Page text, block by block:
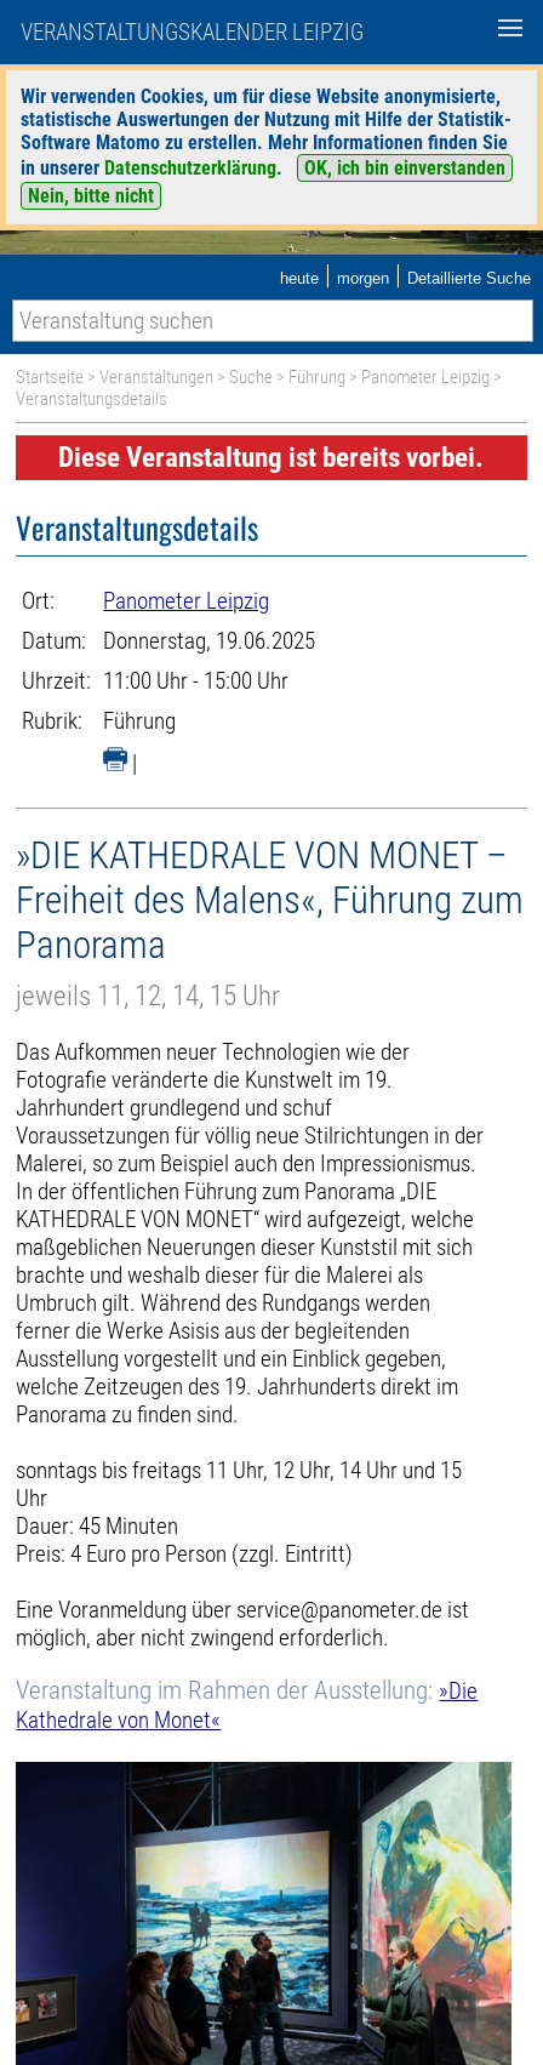
VERANSTALTUNGSKALENDER LEIPZIG
Wir verwenden Cookies, um für diese Website anonymisierte,
statistische Auswertungen der Nutzung mit Hilfe der Statistik-
Software Matomo zu erstellen. Mehr Informationen finden Sie
in unserer Datenschutzerklärung.
OK, ich bin einverstanden
Nein, bitte nicht
heute | morgen | Detaillierte Suche
Startseite >Veranstaltungen > Suche > Führung > Panometer Leipzig >
Veranstaltungsdetails
Diese Veranstaltung ist bereits vorbei.
Veranstaltungsdetails
Ort:
Panometer Leipzig
Datum:
Donnerstag, 19.06.2025
Uhrzeit: 11:00 Uhr - 15:00 Uhr
Rubrik:
Führung
|
»DIE KATHEDRALE VON MONET –
Freiheit des Malens«, Führung zum
Panorama
jeweils 11, 12, 14, 15 Uhr
Das Aufkommen neuer Technologien wie der
Fotografie veränderte die Kunstwelt im 19.
Jahrhundert grundlegend und schuf
Voraussetzungen für völlig neue Stilrichtungen in der
Malerei, so zum Beispiel auch den Impressionismus.
In der öffentlichen Führung zum Panorama „DIE
KATHEDRALE VON MONET“ wird aufgezeigt, welche
maßgeblichen Neuerungen dieser Kunststil mit sich
brachte und weshalb dieser für die Malerei als
Umbruch gilt. Während des Rundgangs werden
ferner die Werke Asisis aus der begleitenden
Ausstellung vorgestellt und ein Einblick gegeben,
welche Zeitzeugen des 19. Jahrhunderts direkt im
Panorama zu finden sind.
sonntags bis freitags 11 Uhr, 12 Uhr, 14 Uhr und 15
Uhr
Dauer: 45 Minuten
Preis: 4 Euro pro Person (zzgl. Eintritt)
Eine Voranmeldung über service@panometer.de ist
möglich, aber nicht zwingend erforderlich.
Veranstaltung im Rahmen der Ausstellung: »Die
Kathedrale von Monet«